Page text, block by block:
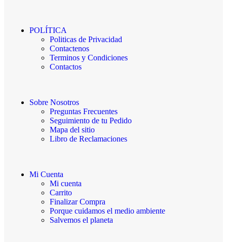
POLÍTICA
Politicas de Privacidad
Contactenos
Terminos y Condiciones
Contactos
Sobre Nosotros
Preguntas Frecuentes
Seguimiento de tu Pedido
Mapa del sitio
Libro de Reclamaciones
Mi Cuenta
Mi cuenta
Carrito
Finalizar Compra
Porque cuidamos el medio ambiente
Salvemos el planeta